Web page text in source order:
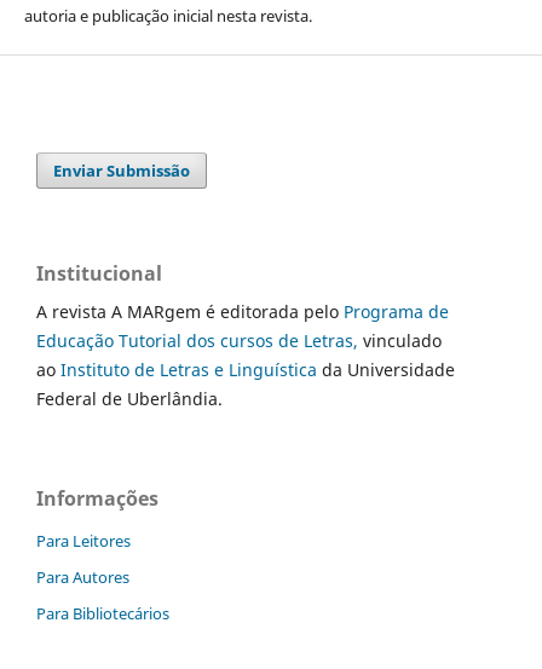
autoria e publicação inicial nesta revista.
Enviar Submissão
Institucional
A revista A MARgem é editorada pelo Programa de
Educação Tutorial dos cursos de Letras, vinculado
ao Instituto de Letras e Linguística da Universidade
Federal de Uberlândia.
Informações
Para Leitores
Para Autores
Para Bibliotecários